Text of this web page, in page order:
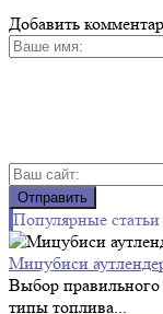
Добавить
Популярные статьи
Мицубиси
Выбор правильного
типы топлива...